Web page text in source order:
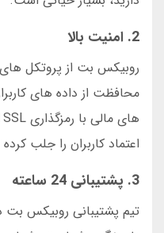
2. امنیت بالا
روبیکس بت از پروتکل های
محافظت از داده های
اعتماد کاربران را جلب
3. پشتیبانی 24 ساعته
تیم پشتیبانی روبیکس بت